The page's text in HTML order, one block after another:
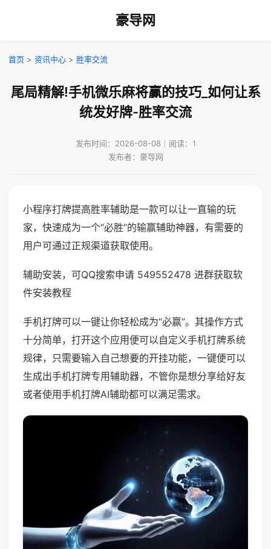
豪导网
首页 > 资讯中心 > 胜率交流
尾局精解!手机微乐麻将赢的技巧_如何让系
统发好牌-胜率交流
发布时间：2026-08-08｜阅读：1
发布者：豪导网
小程序打牌提高胜率辅助是一款可以让一直输的玩
家，快速成为一个“必胜”的输赢辅助神器，有需要的
用户可通过正规渠道获取使用。
辅助安装，可QQ搜索申请 549552478 进群获取软
件安装教程
手机打牌可以一键让你轻松成为“必赢”。其操作方式
十分简单，打开这个应用便可以自定义手机打牌系统
规律，只需要输入自己想要的开挂功能，一键便可以
生成出手机打牌专用辅助器，不管你是想分享给好友
或者使用手机打牌AI辅助都可以满足需求。